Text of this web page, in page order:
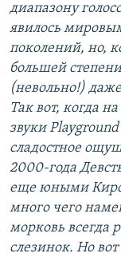
диапазону
явилось
поколений, но,
большей
(невольно!)
Так вот, когда
звуки
сладостное
2000-года
еще юными
много чего
морковь всегда
слезинок. Но вот